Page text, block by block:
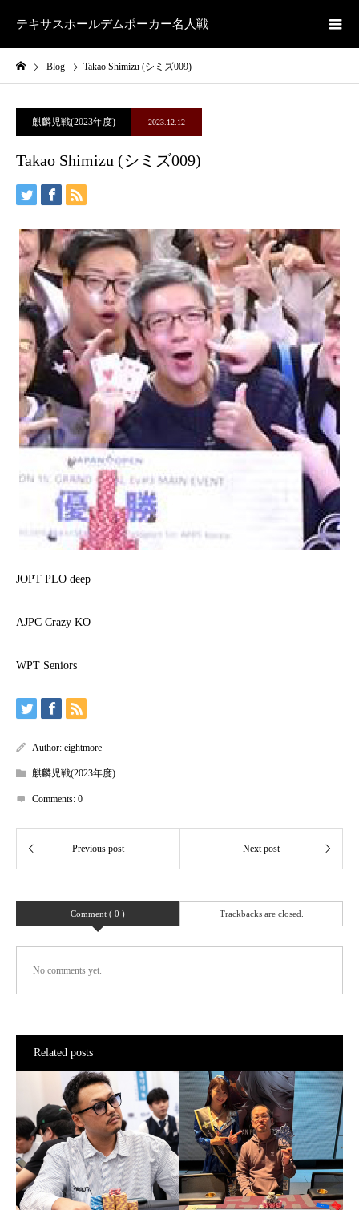
テキサスホールデムポーカー名人戦
Blog Takao Shimizu (シミズ009)
麒麟児戦(2023年度) 2023.12.12
Takao Shimizu (シミズ009)
JOPT PLO deep
AJPC Crazy KO
WPT Seniors
Author: eightmore
麒麟児戦(2023年度)
Comments: 0
Comment ( 0 ) Trackbacks are closed.
No comments yet.
Related posts